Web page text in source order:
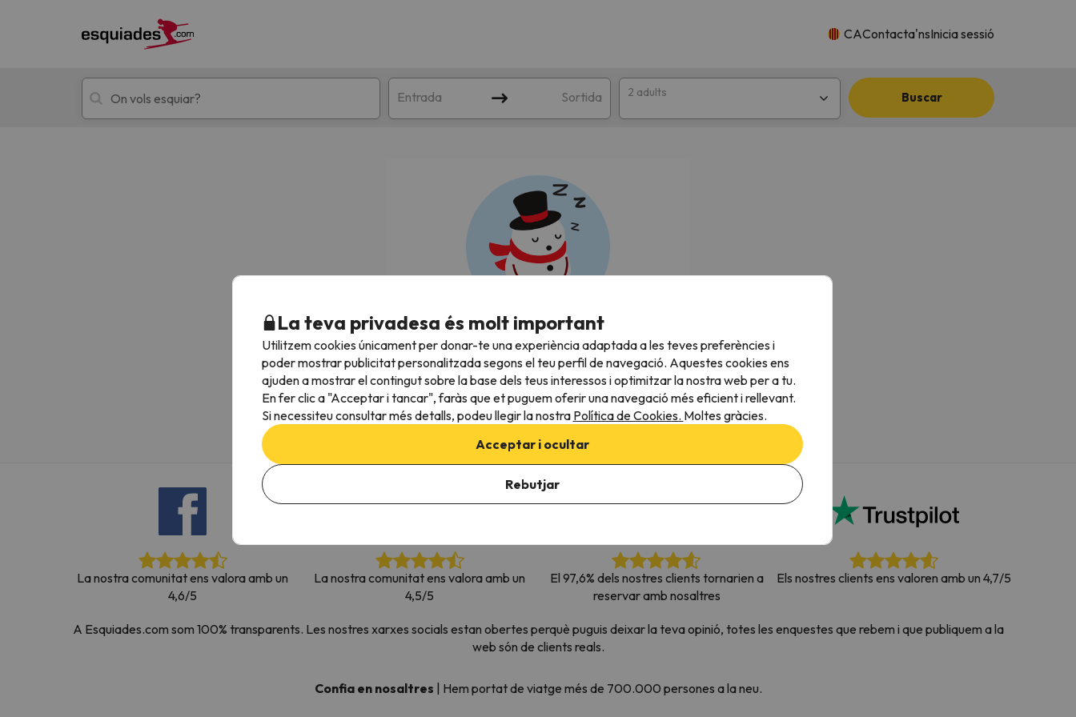
CAContacta'nsInicia sessió
Entrada Sortida 2 adults Buscar
Vaja! Sembla que el nostre cercador ha perdut el nord. Quan trobi la seva brúixola torna.
Estem buscant les millors ofertes!
La nostra comunitat ens valora amb un
4,6/5
La nostra comunitat ens valora amb un
4,5/5
El 97,6% dels nostres clients tornarien a
reservar amb nosaltres
Els nostres clients ens valoren amb un 4,7/5
A Esquiades.com som 100% transparents. Les nostres xarxes socials estan obertes perquè puguis deixar la teva opinió, totes les enquestes que rebem i que publiquem a la
web són de clients reals.
Confia en nosaltres Hem portat de viatge més de 700.000 persones a la neu.
La teva privadesa és molt important
Utilitzem cookies únicament per donar-te una experiència adaptada a les teves preferències i
poder mostrar publicitat personalitzada segons el teu perfil de navegació. Aquestes cookies ens
ajuden a mostrar el contingut sobre la base dels teus interessos i optimitzar la nostra web per a tu.
En fer clic a "Acceptar i tancar", faràs que et puguem oferir una navegació més eficient i rellevant.
Si necessiteu consultar més detalls, podeu llegir la nostra Política de Cookies. Moltes gràcies.
Acceptar i ocultar
Rebutjar